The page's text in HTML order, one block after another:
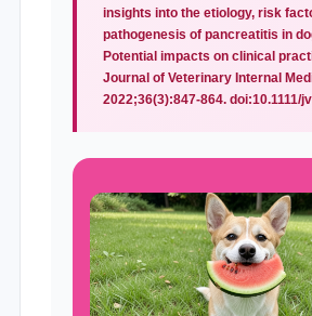
insights into the etiology, risk
pathogenesis of pancreatitis in
Potential impacts on clinical
Journal of Veterinary Internal
2022;36(3):847-864. doi:10.1111/